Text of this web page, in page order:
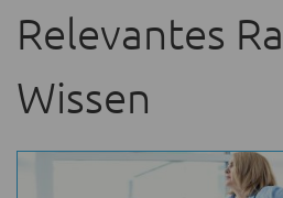
Relevantes
Wissen